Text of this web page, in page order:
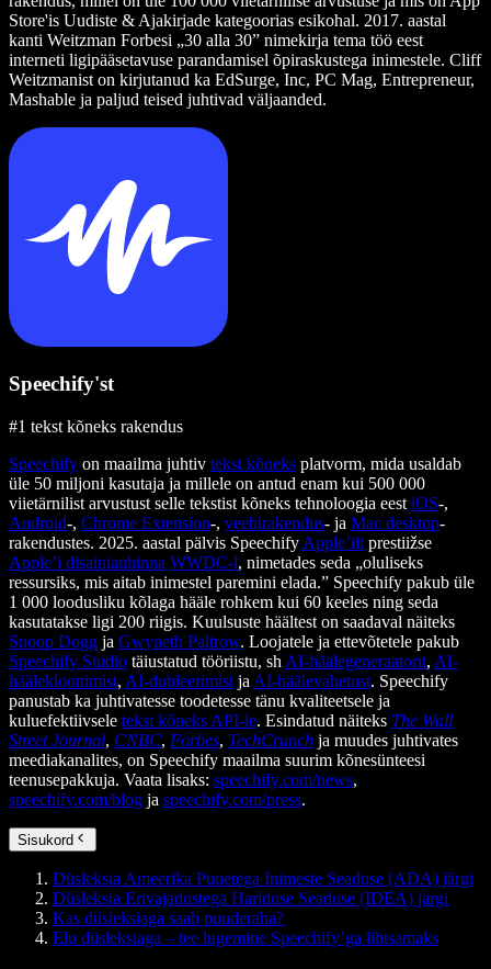
Store'is Uudiste & Ajakirjade kategoorias esikohal. 2017. aastal
kanti Weitzman Forbesi „30 alla 30” nimekirja tema töö eest
interneti ligipääsetavuse parandamisel õpiraskustega inimestele. Cliff
Weitzmanist on kirjutanud ka EdSurge, Inc, PC Mag, Entrepreneur,
Mashable ja paljud teised juhtivad väljaanded.
Speechify'st
#1 tekst kõneks rakendus
Speechify on maailma juhtiv tekst kõneks platvorm, mida usaldab
üle 50 miljoni kasutaja ja millele on antud enam kui 500 000
viietärnilist arvustust selle tekstist kõneks tehnoloogia eest iOS-,
Android-, Chrome Extension-, veebirakendus- ja Mac desktop-
rakendustes. 2025. aastal pälvis Speechify Apple’ilt prestiižse
Apple’i disainiauhinna WWDC-l, nimetades seda „oluliseks
ressursiks, mis aitab inimestel paremini elada.” Speechify pakub üle
1 000 loodusliku kõlaga hääle rohkem kui 60 keeles ning seda
kasutatakse ligi 200 riigis. Kuulsuste häältest on saadaval näiteks
Snoop Dogg ja Gwyneth Paltrow. Loojatele ja ettevõtetele pakub
Speechify Studio täiustatud tööriistu, sh AI-häälegeneraatorit, AI-
häälekloonimist, AI-dubleerimist ja AI-häälevahetust. Speechify
panustab ka juhtivatesse toodetesse tänu kvaliteetsele ja
kuluefektiivsele tekst kõneks API-le. Esindatud näiteks The Wall
Street Journal, CNBC, Forbes, TechCrunch ja muudes juhtivates
meediakanalites, on Speechify maailma suurim kõnesünteesi
teenusepakkuja. Vaata lisaks: speechify.com/news,
speechify.com/blog ja speechify.com/press.
Sisukord
Düsleksia Ameerika Puuetega Inimeste Seaduse (ADA) järgi
Düsleksia Erivajadustega Hariduse Seaduse (IDEA) järgi
Kas düsleksiaga saab puuderaha?
Elu düsleksiaga – tee lugemine Speechify’ga lihtsamaks